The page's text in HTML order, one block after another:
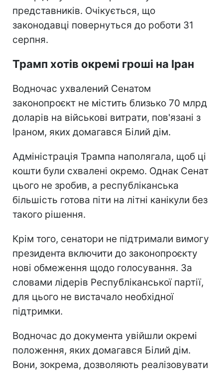
представників. Очікується, що
законодавці повернуться до роботи 31
серпня.
Трамп хотів окремі гроші на Іран
Водночас ухвалений Сенатом
законопроєкт не містить близько 70 млрд
доларів на військові витрати, пов'язані з
Іраном, яких домагався Білий дім.
Адміністрація Трампа наполягала, щоб ці
кошти були схвалені окремо. Однак Сенат
цього не зробив, а республіканська
більшість готова піти на літні канікули без
такого рішення.
Крім того, сенатори не підтримали вимогу
президента включити до законопроєкту
нові обмеження щодо голосування. За
словами лідерів Республіканської партії,
для цього не вистачало необхідної
підтримки.
Водночас до документа увійшли окремі
положення, яких домагався Білий дім.
Вони, зокрема, дозволяють реалізовувати